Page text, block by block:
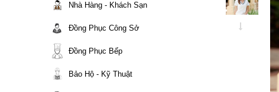
Nhà Hàng - Khách Sạn
Đồng Phục Công Sở
Đồng Phục Bếp
Bảo Hộ - Kỹ Thuật